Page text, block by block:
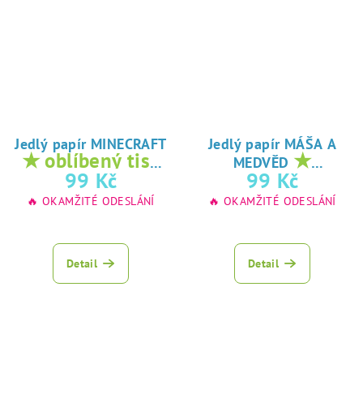
Jedlý papír MINECRAFT
★ oblíbený tisk
na jedlý papír
99 Kč
🔥 OKAMŽITÉ ODESLÁNÍ
Detail
Jedlý papír MÁŠA A
MEDVĚD ★
oblíbený tisk na
jedlý papír
99 Kč
🔥 OKAMŽITÉ ODESLÁNÍ
Detail